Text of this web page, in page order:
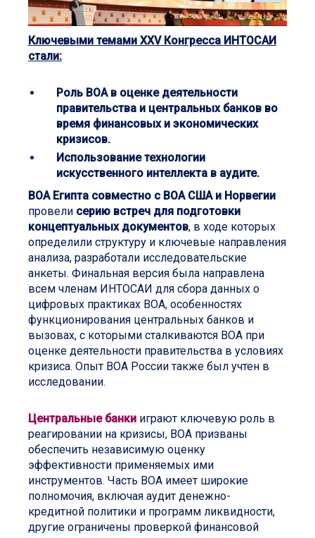
Ключевыми темами XXV Конгресса ИНТОСАИ
стали:
Роль ВОА в оценке деятельности
правительства и центральных банков во
время финансовых и экономических
кризисов.
Использование технологии
искусственного интеллекта в аудите.
ВОА Египта совместно с ВОА США и Норвегии
провели серию встреч для подготовки
концептуальных документов, в ходе которых
определили структуру и ключевые направления
анализа, разработали исследовательские
анкеты. Финальная версия была направлена
всем членам ИНТОСАИ для сбора данных о
цифровых практиках ВОА, особенностях
функционирования центральных банков и
вызовах, с которыми сталкиваются ВОА при
оценке деятельности правительства в условиях
кризиса. Опыт ВОА России также был учтен в
исследовании.
Центральные банки играют ключевую роль в
реагировании на кризисы, ВОА призваны
обеспечить независимую оценку
эффективности применяемых ими
инструментов. Часть ВОА имеет широкие
полномочия, включая аудит денежно-
кредитной политики и программ ликвидности,
другие ограничены проверкой финансовой